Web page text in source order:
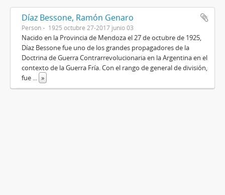
Díaz Bessone, Ramón Genaro
Person 1925 octubre 27-2017 junio 03
Nacido en la Provincia de Mendoza el 27 de octubre de 1925,
Díaz Bessone fue uno de los grandes propagadores de la
Doctrina de Guerra Contrarrevolucionaria en la Argentina en el
contexto de la Guerra Fría. Con el rango de general de división,
fue ... »